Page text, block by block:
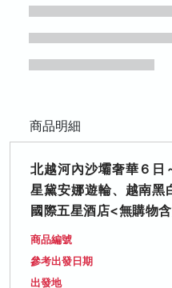
商品明細
北越河內沙壩奢華６日
星黛安娜遊輪、越南黑
國際五星酒店<無購物
商品編號
參考出發日期
出發地